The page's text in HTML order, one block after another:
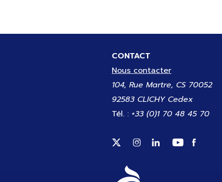
CONTACT
Nous contacter
104, Rue Martre, CS 70052
92583 CLICHY Cedex
Tél. : +33 (0)1 70 48 45 70
Suivez-nous sur Twitter
Suivez-nous sur
Suivez-nous
Suivez-